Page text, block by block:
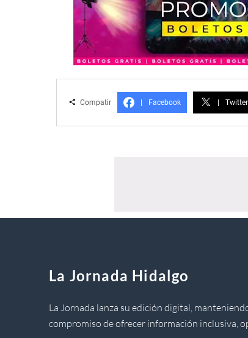
Compatir Facebook Twitter
La Jornada Hidalgo
La Jornada lanza su edición digital,
compromiso de ofrecer información inclusiva,